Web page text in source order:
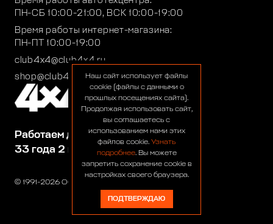
© 1991-2026 ООО «Сервис 4х4»
Работаем для вас:
33 года 2 месяца 24 дня
ПН-СБ 10:00-21:00, ВСК 10:00-19:00
Время работы интернет-магазина:
ПН-ПТ 10:00-19:00
club4x4@club4x4.ru
shop@club4x4.ruНаш сайт использует файлы
cookie (файлы с данными о
прошлых посещениях сайта).
Продолжая использовать сайт,
вы соглашаетесь с
использованием нами этих
файлов cookie. Узнать
подробнее. Вы можете
запретить сохранение cookie в
настройках своего браузера.
ПОДТВЕРЖДАЮ